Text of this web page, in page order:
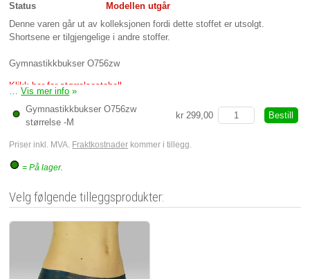
Status
Modellen utgår
Denne varen går ut av kolleksjonen fordi dette stoffet er utsolgt.
Shortsene er tilgjengelige i andre stoffer.
Gymnastikkbukser O756zw
…Vis mer info »
Klikk her for størrelsestabell
Gymnastikkbukser O756zw
størrelse -M
kr 299,00 Bestill
Priser inkl. MVA. Fraktkostnader kommer i tillegg.
= På lager.
Velg følgende tilleggsprodukter: